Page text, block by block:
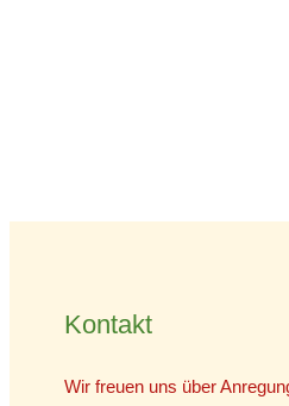
Kontakt
Wir freuen uns über